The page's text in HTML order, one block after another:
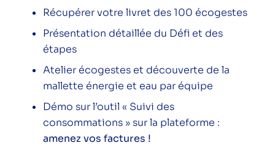
Suivez-nous sur les réseaux pour ne rien
râter !
InstagramLinkedInFacebook
YouTubeSpotify
Récupérer votre livret des 100 écogestes
Présentation détaillée du Défi et des
étapes
Atelier écogestes et découverte de la
mallette énergie et eau par équipe
Démo sur l’outil « Suivi des
consommations » sur la plateforme :
amenez vos factures !